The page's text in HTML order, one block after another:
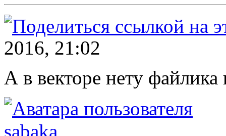
2016, 21:02
А в векторе нету файлика
sabaka